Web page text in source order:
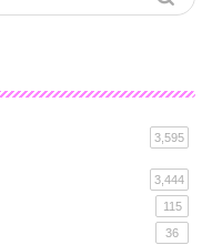
3,595
3,444
115
36